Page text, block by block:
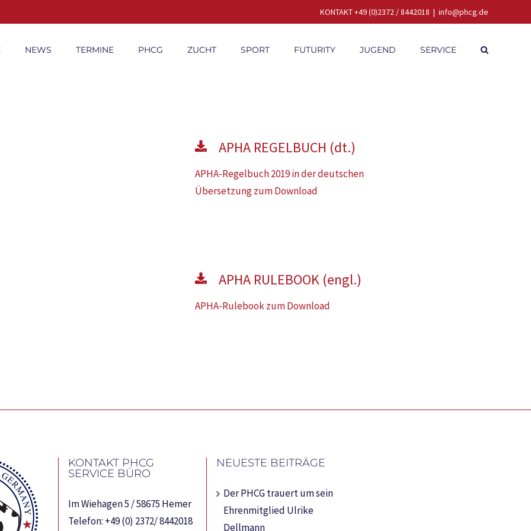
KONTAKT +49 (0)2372 / 8442018 | info@phcg.de
NEWS TERMINE PHCG ZUCHT SPORT FUTURITY JUGEND SERVICE
APHA REGELBUCH (dt.)
APHA-Regelbuch 2019 in der deutschen
Übersetzung zum Download
APHA RULEBOOK (engl.)
APHA-Rulebook zum Download
KONTAKT PHCG
SERVICE BÜRO
Im Wiehagen 5 / 58675 Hemer
Telefon: +49 (0) 2372/ 8442018
NEUESTE BEITRÄGE
Der PHCG trauert um sein
Ehrenmitglied Ulrike
Dellmann